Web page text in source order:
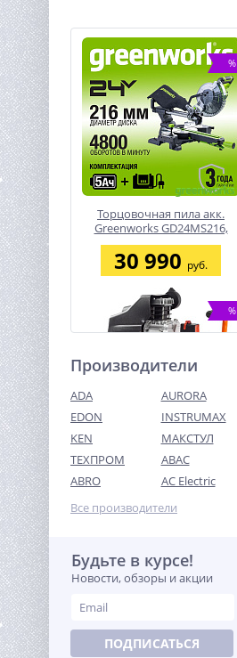
%
Торцовочная пила акк.
Greenworks GD24MS216,
24V, б/щ, 4800 об/мин,
216x30мм,рез
65х310мм,1х5Ач,ЗУ
30 990 руб.
%
Компрессор ВИХРЬ
КМП-50/300АМ
15 740
Производители
ADA
AURORA
EDON
INSTRUMAX
KEN
МАКСТУЛ
ТЕХПРОМ
ABAC
ABRO
AC Electric
Все производители
Будьте в курсе!
Новости, обзоры и акции
ПОДПИСАТЬСЯ